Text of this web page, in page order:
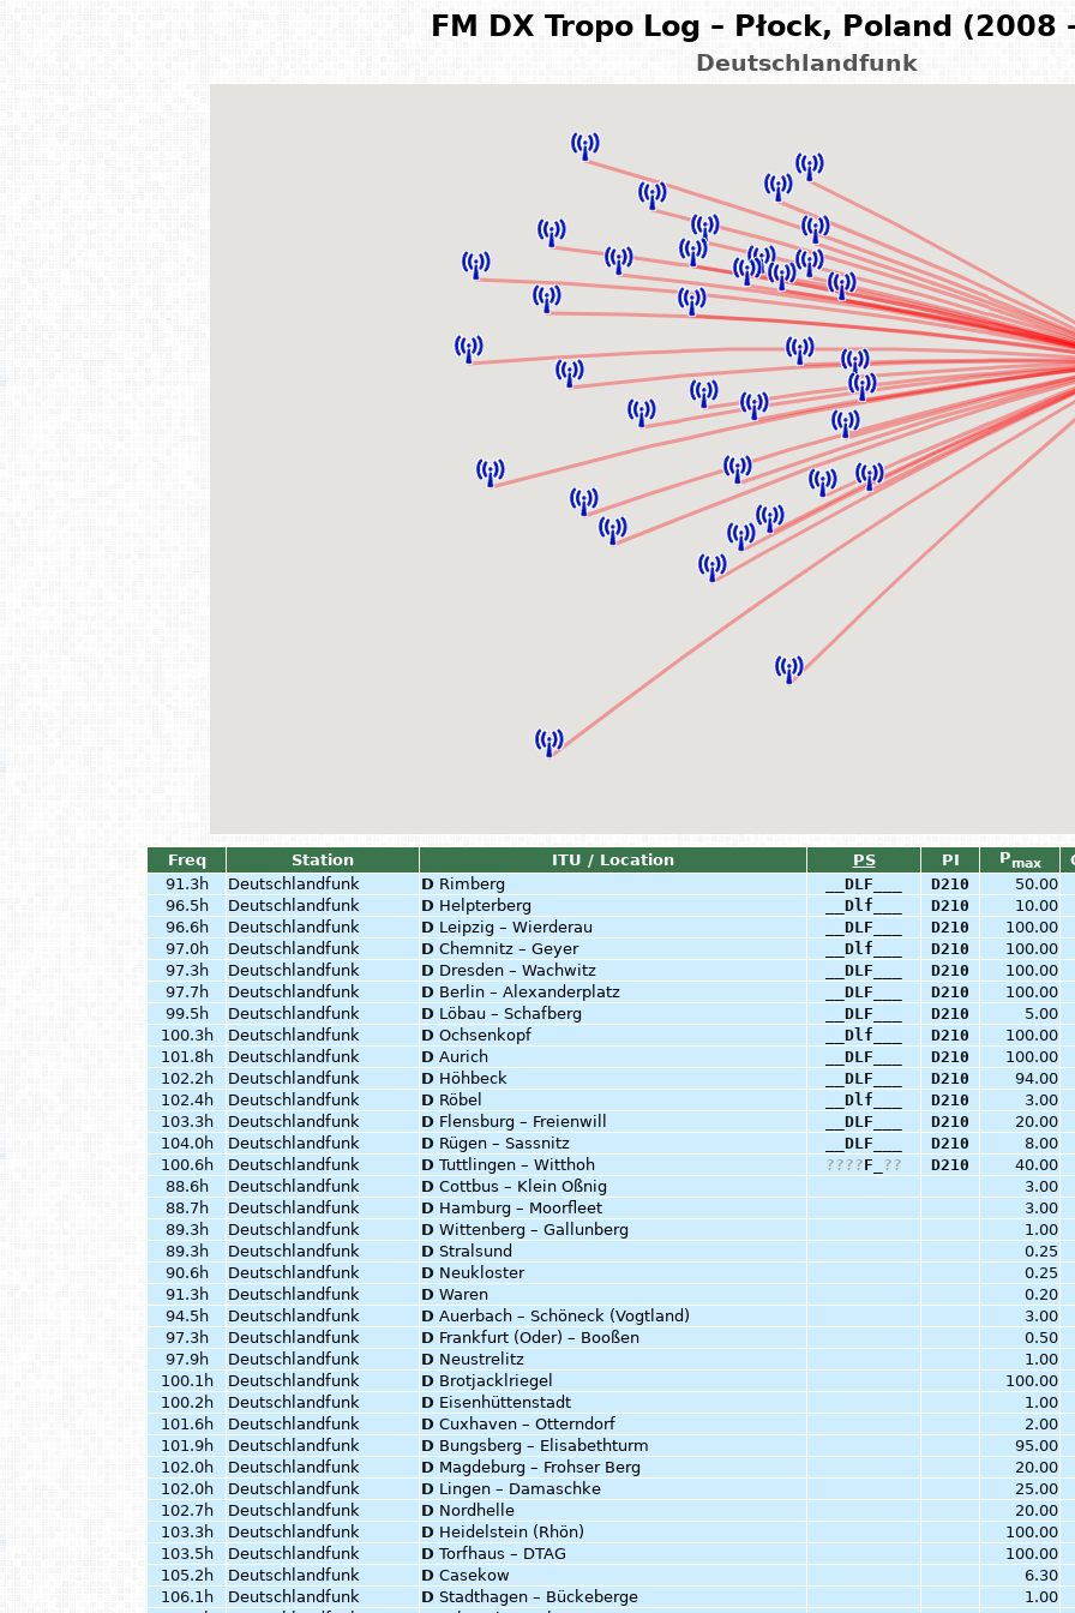
FM DX Tropo Log – Płock, Poland (2008
Deutschlandfunk
Freq Station ITU / Location PS PI Pmax
91.3h
Deutschlandfunk D Rimberg __DLF___ D210
50.00
96.5h
Deutschlandfunk D Helpterberg __Dlf___ D210
10.00
96.6h
Deutschlandfunk D Leipzig – Wierderau __DLF___ D210
100.00
97.0h
Deutschlandfunk D Chemnitz – Geyer __Dlf___ D210
100.00
97.3h
Deutschlandfunk D Dresden – Wachwitz __DLF___ D210
100.00
97.7h
Deutschlandfunk D Berlin – Alexanderplatz __DLF___ D210
100.00
99.5h
Deutschlandfunk D Löbau – Schafberg __DLF___ D210
5.00
100.3h
Deutschlandfunk D Ochsenkopf __Dlf___ D210
100.00
101.8h
Deutschlandfunk D Aurich __DLF___ D210
100.00
102.2h
Deutschlandfunk D Höhbeck __DLF___ D210
94.00
102.4h
Deutschlandfunk D Röbel __Dlf___ D210
3.00
103.3h
Deutschlandfunk D Flensburg – Freienwill __DLF___ D210
20.00
104.0h
Deutschlandfunk D Rügen – Sassnitz __DLF___ D210
8.00
100.6h
Deutschlandfunk D Tuttlingen – Witthoh ????F_ ?? D210
40.00
88.6h
Deutschlandfunk D Cottbus – Klein Oßnig
3.00
88.7h
Deutschlandfunk D Hamburg – Moorfleet
3.00
89.3h
Deutschlandfunk D Wittenberg – Gallunberg
1.00
89.3h
Deutschlandfunk D Stralsund
0.25
90.6h
Deutschlandfunk D Neukloster
0.25
91.3h
Deutschlandfunk D Waren
0.20
94.5h
Deutschlandfunk D Auerbach – Schöneck (Vogtland)
3.00
97.3h
Deutschlandfunk D Frankfurt (Oder) – Booßen
0.50
97.9h
Deutschlandfunk D Neustrelitz
1.00
100.1h
Deutschlandfunk D Brotjacklriegel
100.00
100.2h
Deutschlandfunk D Eisenhüttenstadt
1.00
101.6h
Deutschlandfunk D Cuxhaven – Otterndorf
2.00
101.9h
Deutschlandfunk D Bungsberg – Elisabethturm
95.00
102.0h
Deutschlandfunk D Magdeburg – Frohser Berg
20.00
102.0h
Deutschlandfunk D Lingen – Damaschke
25.00
102.7h
Deutschlandfunk D Nordhelle
20.00
103.3h
Deutschlandfunk D Heidelstein (Rhön)
100.00
103.5h
Deutschlandfunk D Torfhaus – DTAG
100.00
105.2h
Deutschlandfunk D Casekow
6.30
106.1h
Deutschlandfunk D Stadthagen – Bückeberge
1.00